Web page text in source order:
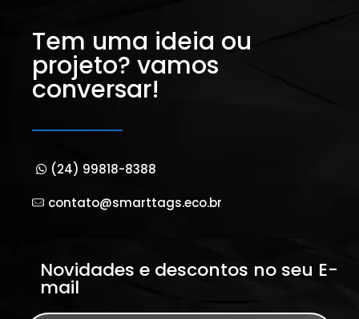
Tem uma ideia ou
projeto? vamos
conversar!
(24) 99818-8388
contato@smarttags.eco.br
Novidades e descontos no seu E-
mail